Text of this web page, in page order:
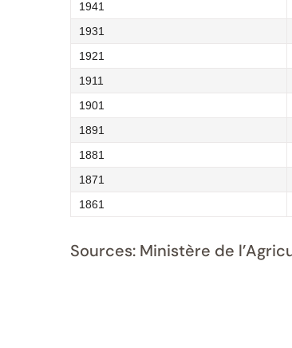
1941
1931
1921
1911
1901
1891
1881
1871
1861
Sources: Ministère de